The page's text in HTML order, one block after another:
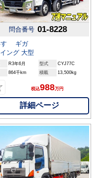
問合番号 01-8228
ゞ ギガ
ング 大型
R3年6月 型式
CYJ77C
864千km 積載 13,500kg
税込988万円
詳細ページ